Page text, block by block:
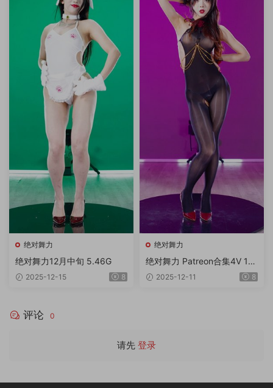
绝对舞力
绝对舞力12月中旬 5.46G
2025-12-15 8
绝对舞力
绝对舞力 Patreon合集4V 18
4K 2.72G
2025-12-11 8
评论 0
请先 登录